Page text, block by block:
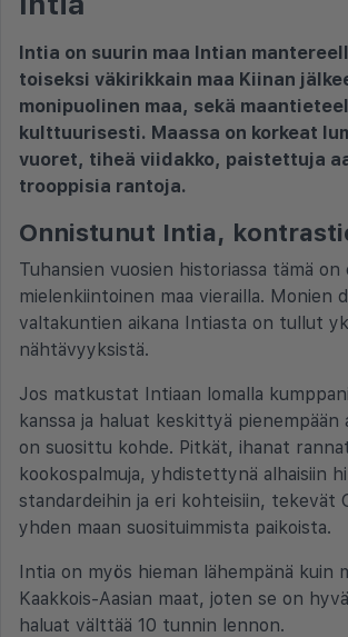
Intia on suurin maa Intian
toiseksi väkirikkain maa Kiinan
monipuolinen maa, sekä
kulttuurisesti. Maassa on korkeat
vuoret, tiheä viidakko, paistettuja
trooppisia rantoja.
Onnistunut Intia,
Tuhansien vuosien historiassa tämä
mielenkiintoinen maa vierailla. Monien
valtakuntien aikana Intiasta on tullut
nähtävyyksistä.
Jos matkustat Intiaan lomalla
kanssa ja haluat keskittyä pienempään
on suosittu kohde. Pitkät, ihanat
kookospalmuja, yhdistettynä alhaisiin
standardeihin ja eri kohteisiin, tekevät
yhden maan suosituimmista paikoista.
Intia on myös hieman lähempänä kuin
Kaakkois-Aasian maat, joten se on
haluat välttää 10 tunnin lennon.